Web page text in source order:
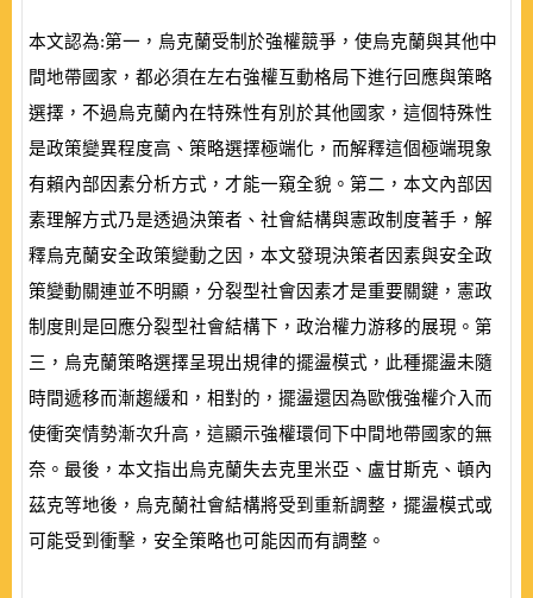
本文認為:第一，烏克蘭受制於強權競爭，使烏克蘭與其他中
間地帶國家，都必須在左右強權互動格局下進行回應與策略
選擇，不過烏克蘭內在特殊性有別於其他國家，這個特殊性
是政策變異程度高、策略選擇極端化，而解釋這個極端現象
有賴內部因素分析方式，才能一窺全貌。第二，本文內部因
素理解方式乃是透過決策者、社會結構與憲政制度著手，解
釋烏克蘭安全政策變動之因，本文發現決策者因素與安全政
策變動關連並不明顯，分裂型社會因素才是重要關鍵，憲政
制度則是回應分裂型社會結構下，政治權力游移的展現。第
三，烏克蘭策略選擇呈現出規律的擺盪模式，此種擺盪未隨
時間遞移而漸趨緩和，相對的，擺盪還因為歐俄強權介入而
使衝突情勢漸次升高，這顯示強權環伺下中間地帶國家的無
奈。最後，本文指出烏克蘭失去克里米亞、盧甘斯克、頓內
茲克等地後，烏克蘭社會結構將受到重新調整，擺盪模式或
可能受到衝擊，安全策略也可能因而有調整。